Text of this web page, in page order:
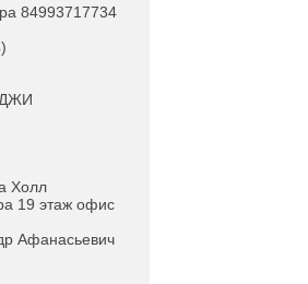
84993717734
Холл
19 этаж офис
Афанасьевич